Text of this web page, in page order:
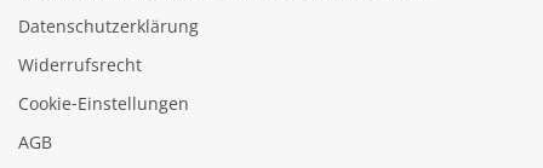
Datenschutzerklärung
Widerrufsrecht
Cookie‑Einstellungen
AGB